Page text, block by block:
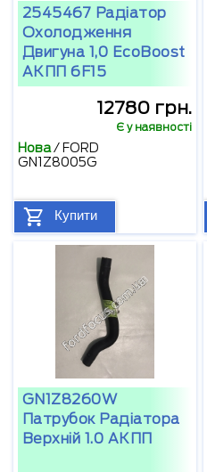
2545467 Радіатор
Охолодження
Двигуна 1,0 EcoBoost
АКПП 6F15
12780 грн.
Є у наявності
Нова/ FORD
GN1Z8005G
Купити
GN1Z8260W
Патрубок Радіатора
Верхній 1.0 АКПП